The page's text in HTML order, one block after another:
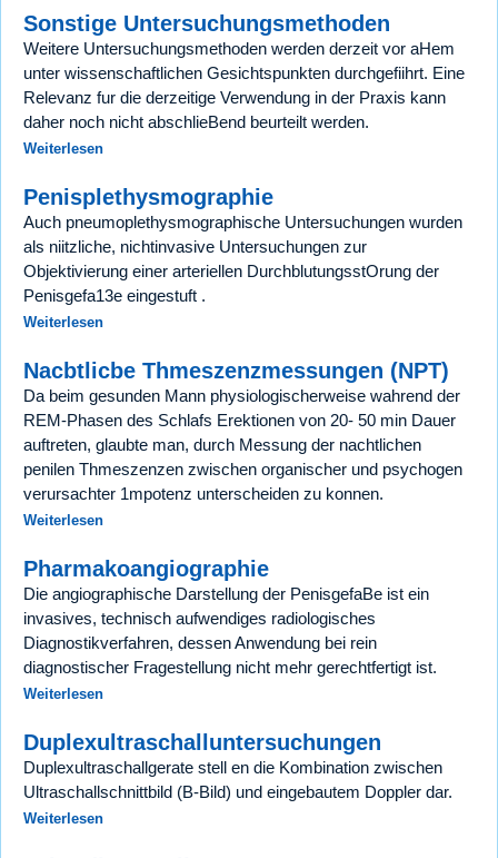
Sonstige Untersuchungsmethoden
Weitere Untersuchungsmethoden werden derzeit vor aHem
unter wissenschaftlichen Gesichtspunkten durchgefiihrt. Eine
Relevanz fur die derzeitige Verwendung in der Praxis kann
daher noch nicht abschlieBend beurteilt werden.
Weiterlesen
Penisplethysmographie
Auch pneumoplethysmographische Untersuchungen wurden
als niitzliche, nichtinvasive Untersuchungen zur
Objektivierung einer arteriellen DurchblutungsstOrung der
Penisgefa13e eingestuft .
Weiterlesen
Nacbtlicbe Thmeszenzmessungen (NPT)
Da beim gesunden Mann physiologischerweise wahrend der
REM-Phasen des Schlafs Erektionen von 20- 50 min Dauer
auftreten, glaubte man, durch Messung der nachtlichen
penilen Thmeszenzen zwischen organischer und psychogen
verursachter 1mpotenz unterscheiden zu konnen.
Weiterlesen
Pharmakoangiographie
Die angiographische Darstellung der PenisgefaBe ist ein
invasives, technisch aufwendiges radiologisches
Diagnostikverfahren, dessen Anwendung bei rein
diagnostischer Fragestellung nicht mehr gerechtfertigt ist.
Weiterlesen
Duplexultraschalluntersuchungen
Duplexultraschallgerate stell en die Kombination zwischen
Ultraschallschnittbild (B-Bild) und eingebautem Doppler dar.
Weiterlesen